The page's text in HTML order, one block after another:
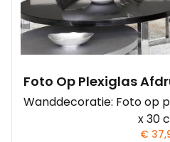
Foto Op Plexiglas
Wanddecoratie: Foto op
x 30
€